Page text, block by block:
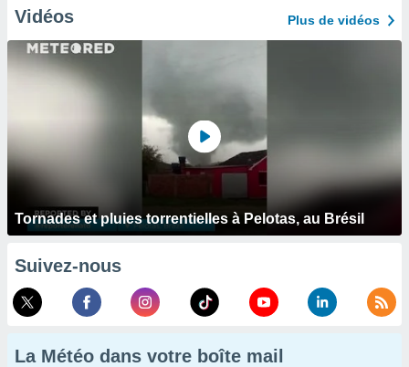
Vidéos Plus de vidéos
Tornades et pluies torrentielles à Pelotas, au Brésil
Suivez-nous
La Météo dans votre boîte mail